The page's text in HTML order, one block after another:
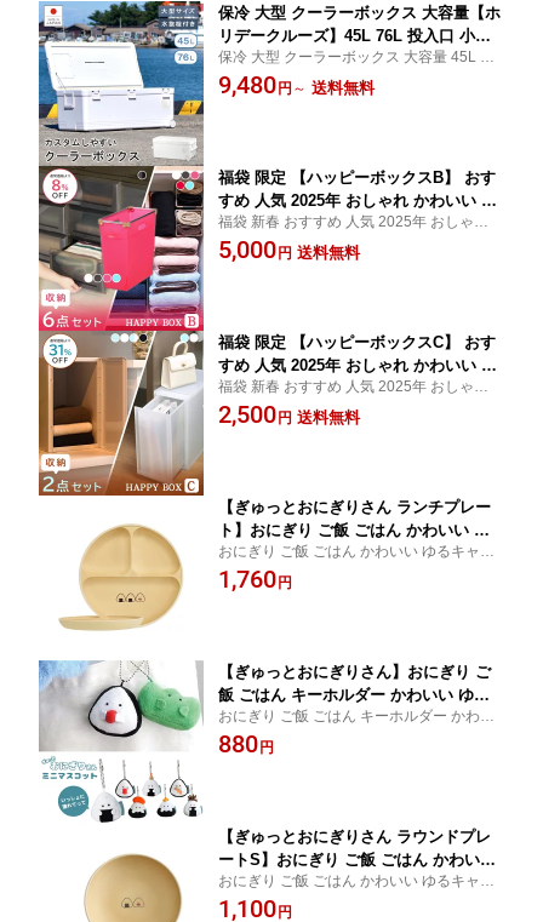
保冷 大型 クーラーボックス 大容量【ホ
リデークルーズ】45L 76L 投入口 小窓
水抜き栓 キャスター 日本製 丈夫 頑丈
ステンレス 災害 地震 かわいい おしゃ
保冷 大型 クーラーボックス 大容量 45L 76
L 投入口 小窓 水抜き栓 キャスター 日本製
丈夫 頑丈 ステンレス 災害 地震 かわいい お
9,480 円 ～ 送料無料
福袋 限定 【ハッピーボックスB】 おす
すめ 人気 2025年 おしゃれ かわいい ま
とめ買い 収納ケース 収納ボックス 収納
リビング キッチン ランドリー クローゼ
福袋 新春 おすすめ 人気 2025年 おしゃれ
かわいい まとめ買い 収納ケース 収納ボッ
クス 収納 リビング キッチン ランドリー ク
5,000 円 送料無料
福袋 限定 【ハッピーボックスC】 おす
すめ 人気 2025年 おしゃれ かわいい ま
とめ買い 収納ケース 収納ボックス 収納
リビング キッチン ランドリー クローゼ
福袋 新春 おすすめ 人気 2025年 おしゃれ
かわいい まとめ買い 収納ケース 収納ボッ
クス 収納 リビング キッチン ランドリー ク
2,500 円 送料無料
【ぎゅっとおにぎりさん ランチプレー
ト】おにぎり ご飯 ごはん かわいい ゆ
るキャラ 食べ物 逸品社 キャラクター
癒し ギフト プレゼント ふわふわ 子ど
おにぎり ご飯 ごはん かわいい ゆるキャラ
食べ物 逸品社 キャラクター 癒し ギフト プ
レゼント ふわふわ 子ども 大人 女性
1,760 円
【ぎゅっとおにぎりさん】おにぎり ご
飯 ごはん キーホルダー かわいい ゆる
キャラ 食べ物 逸品社 もちもち ぬいぐ
るみ 小さい キャラクター 癒し ギフト
おにぎり ご飯 ごはん キーホルダー かわい
い ゆるキャラ 食べ物 逸品社 もちもち ぬい
ぐるみ 小さい キャラクター 癒し ギフト プ
880 円
【ぎゅっとおにぎりさん ラウンドプレ
ートS】おにぎり ご飯 ごはん かわいい
ゆるキャラ 食べ物 逸品社 キャラクター
癒し ギフト プレゼント ふわふわ 子ど
おにぎり ご飯 ごはん かわいい ゆるキャラ
食べ物 逸品社 キャラクター 癒し ギフト プ
1,100 円